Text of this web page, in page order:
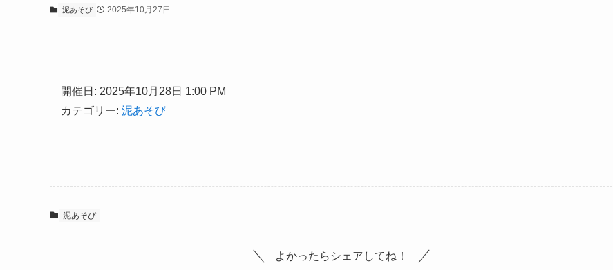
泥あそび 2025年10月27日
開催日: 2025年10月28日 1:00 PM
カテゴリー: 泥あそび
泥あそび
よかったらシェアしてね！